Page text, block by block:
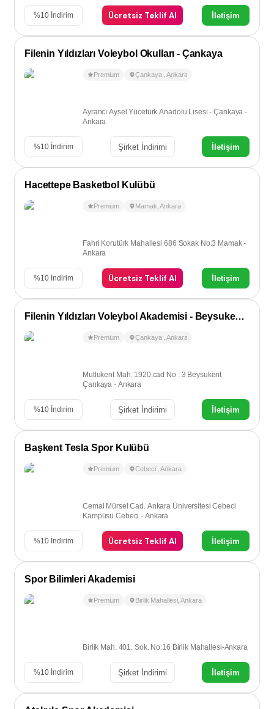
%10 İndirim Ücretsiz Teklif Al İletişim
Filenin Yıldızları Voleybol Okulları - Çankaya
Premium Çankaya ,Ankara
Ayrancı Aysel Yücetürk Anadolu Lisesi - Çankaya -
Ankara
%10 İndirim Şirket İndirimi İletişim
Hacettepe Basketbol Kulübü
Premium Mamak ,Ankara
Fahri Korutürk Mahallesi 686 Sokak No:3 Mamak -
Ankara
%10 İndirim Ücretsiz Teklif Al İletişim
Filenin Yıldızları Voleybol Akademisi - Beysukent / Çayyolu
Premium Çankaya ,Ankara
Mutlukent Mah. 1920.cad No : 3 Beysukent
Çankaya - Ankara
%10 İndirim Şirket İndirimi İletişim
Başkent Tesla Spor Kulübü
Premium Cebeci ,Ankara
Cemal Mürsel Cad. Ankara Üniversitesi Cebeci
Kampüsü Cebeci - Ankara
%10 İndirim Ücretsiz Teklif Al İletişim
Spor Bilimleri Akademisi
Premium Birlik Mahallesi,Ankara
Birlik Mah. 401. Sok. No:16 Birlik Mahallesi-Ankara
%10 İndirim Şirket İndirimi İletişim